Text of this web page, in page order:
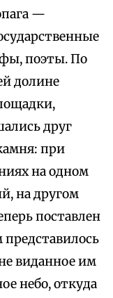
—
поэты. По
долине
друг
при
на одном
на другом
поставлен
представилось
виданное им
небо, откуда